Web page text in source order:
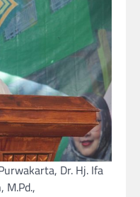
Dr. Hj. Ifa
M.Pd.,